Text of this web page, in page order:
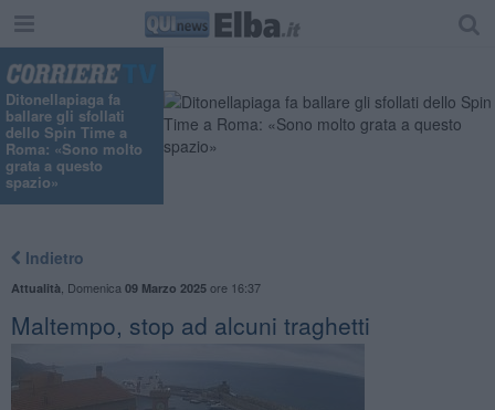
Ditonellapiaga fa
ballare gli sfollati
dello Spin Time a
Roma: «Sono molto
grata a questo
spazio»
Indietro
Attualità Domenica 09 Marzo 2025ore 16:37
Maltempo, stop ad alcuni traghetti